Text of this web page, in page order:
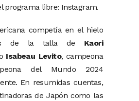
programa libre: Instagram.
competía en el hielo
de la talla de Kaori
Isabeau Levito, campeona
del Mundo 2024
En resumidas cuentas,
de Japón como las